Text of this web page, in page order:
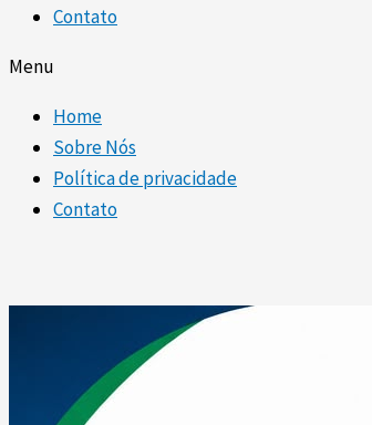
Contato
Menu
Home
Sobre Nós
Política de privacidade
Contato